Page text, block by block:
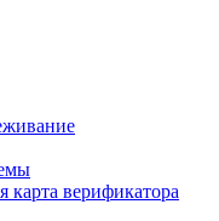
карта верификатора